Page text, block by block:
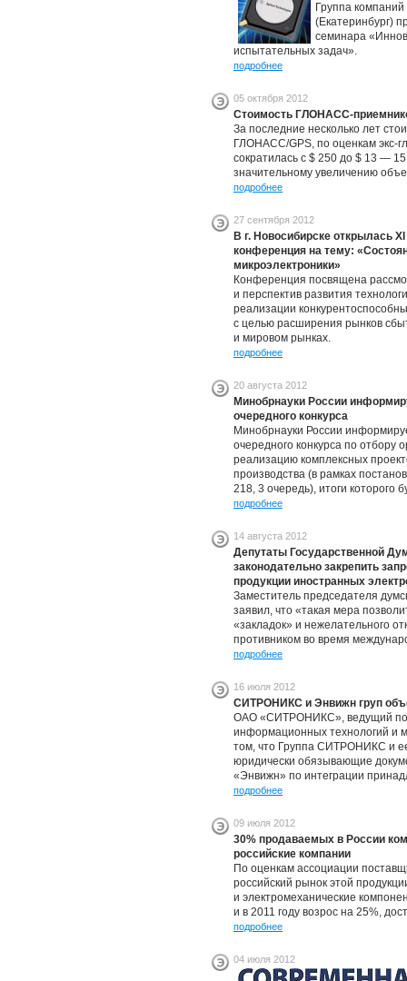
Группа
(Екатеринбург)
семинара
испытательных задач».
подробнее
05 октября 2012
Стоимость ГЛОНАСС-
За последние несколько лет
ГЛОНАСС/GPS, по оценкам экс-
сократилась с $ 250 до $ 13 —
значительному увеличению
подробнее
27 сентября 2012
В г. Новосибирске открылась
конференция на тему:
микроэлектроники»
Конференция посвящена
и перспектив развития
реализации
с целью расширения рынков
и мировом рынках.
подробнее
20 августа 2012
Минобрнауки России
очередного конкурса
Минобрнауки России
очередного конкурса по отбору
реализацию комплексных
производства (в рамках
218, 3 очередь), итоги которого
подробнее
14 августа 2012
Депутаты Государственной
законодательно закрепить
продукции иностранных
Заместитель председателя
заявил, что «такая мера
«закладок» и нежелательного
противником во время
подробнее
16 июля 2012
СИТРОНИКС и Энвижн груп
ОАО «СИТРОНИКС», ведущий
информационных технологий и
том, что Группа СИТРОНИКС и
юридически обязывающие
«Энвижн» по интеграции
подробнее
09 июля 2012
30% продаваемых в России
российские компании
По оценкам ассоциации
российский рынок этой
и электромеханические
и в 2011 году возрос на 25%,
подробнее
04 июля 2012